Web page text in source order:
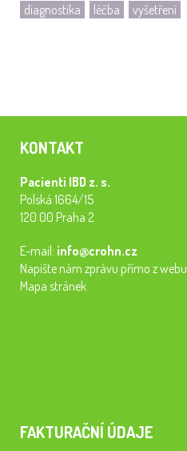
diagnostika léčba vyšetření
KONTAKT
Pacienti IBD z. s.
Polská 1664/15
120 00 Praha 2
E-mail: info@crohn.cz
Napište nám zprávu přímo z webu
Mapa stránek
FAKTURAČNÍ ÚDAJE